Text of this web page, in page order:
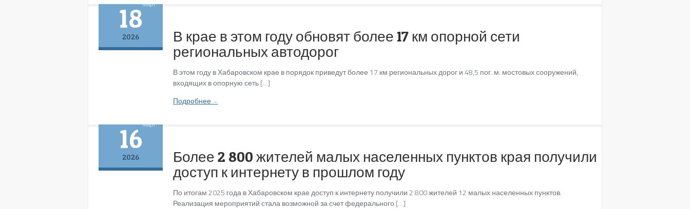
18Март
2026
В крае в этом году обновят более 17 км опорной сети
региональных автодорог
В этом году в Хабаровском крае в порядок приведут более 17 км региональных дорог и 48,5 пог. м. мостовых сооружений,
входящих в опорную сеть […]
Подробнее→
16Март
2026
Более 2 800 жителей малых населенных пунктов края получили
доступ к интернету в прошлом году
По итогам 2025 года в Хабаровском крае доступ к интернету получили 2 800 жителей 12 малых населенных пунктов.
Реализация мероприятий стала возможной за счет федерального […]